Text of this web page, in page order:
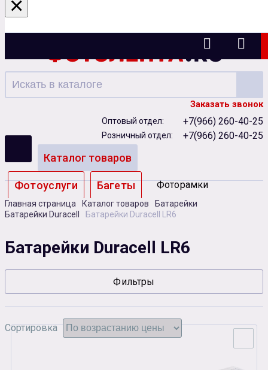
Ижевск
Заказать звонок
Оптовый отдел: +7(966) 260-40-25
Розничный отдел: +7(966) 260-40-25
Каталог товаров
Фотоуслуги Багеты Фоторамки
Альбомы
Чернила Карты памяти
Сувенирная продукция Зарядные устройства
Аксессуары
Главная страница Каталог товаров
Батарейки
Батарейки Duracell
Батарейки Duracell LR6
Батарейки Duracell LR6
Фильтры
Сортировка
×